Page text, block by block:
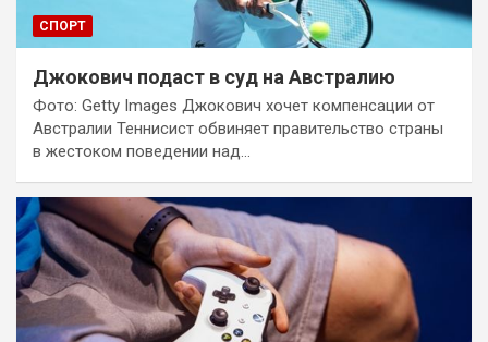
СПОРТ
Джокович подаст в суд на Австралию
Фото: Getty Images Джокович хочет компенсации от
Австралии Теннисист обвиняет правительство страны
в жестоком поведении над…